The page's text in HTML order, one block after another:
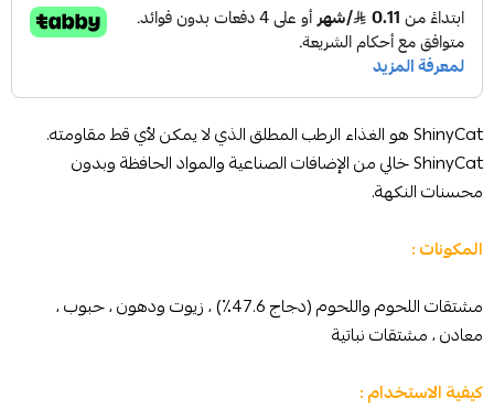
ShinyCat هو الغذاء الرطب المطلق الذي لا يمكن لأي قط مقاومته.
ShinyCat خالي من الإضافات الصناعية والمواد الحافظة وبدون
محسنات النكهة.
المكونات :
مشتقات اللحوم واللحوم (دجاج 47.6٪) ، زيوت ودهون ، حبوب ،
معادن ، مشتقات نباتية
كيفية الاستخدام :